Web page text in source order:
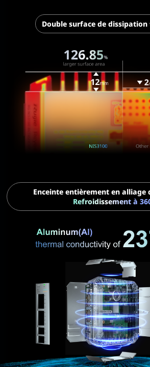
Double surface de
Enceinte entièrement en alliage
Refroidissement à